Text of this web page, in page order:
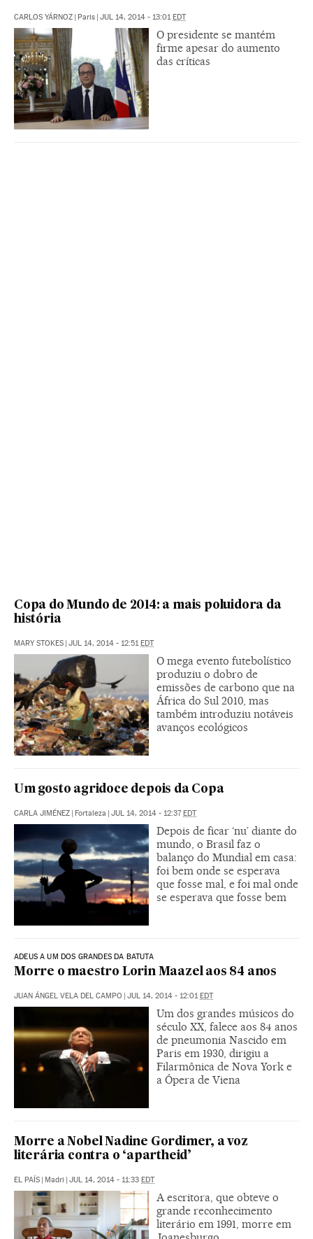
CARLOS YÁRNOZ | Paris | JUL 14, 2014 - 13:01EDT
O presidente se mantém
firme apesar do aumento
das críticas
Copa do Mundo de 2014: a mais poluidora da
história
MARY STOKES | JUL 14, 2014 - 12:51EDT
O mega evento futebolístico
produziu o dobro de
emissões de carbono que na
África do Sul 2010, mas
também introduziu notáveis
avanços ecológicos
Um gosto agridoce depois da Copa
CARLA JIMÉNEZ | Fortaleza | JUL 14, 2014 - 12:37EDT
Depois de ficar ‘nu’ diante do
mundo, o Brasil faz o
balanço do Mundial em casa:
foi bem onde se esperava
que fosse mal, e foi mal onde
se esperava que fosse bem
ADEUS A UM DOS GRANDES DA BATUTA
Morre o maestro Lorin Maazel aos 84 anos
JUAN ÁNGEL VELA DEL CAMPO | JUL 14, 2014 - 12:01EDT
Um dos grandes músicos do
século XX, falece aos 84 anos
de pneumonia Nascido em
Paris em 1930, dirigiu a
Filarmônica de Nova York e
a Ópera de Viena
Morre a Nobel Nadine Gordimer, a voz
literária contra o ‘apartheid’
EL PAÍS | Madri | JUL 14, 2014 - 11:33 EDT
A escritora, que obteve o
grande reconhecimento
literário em 1991, morre em